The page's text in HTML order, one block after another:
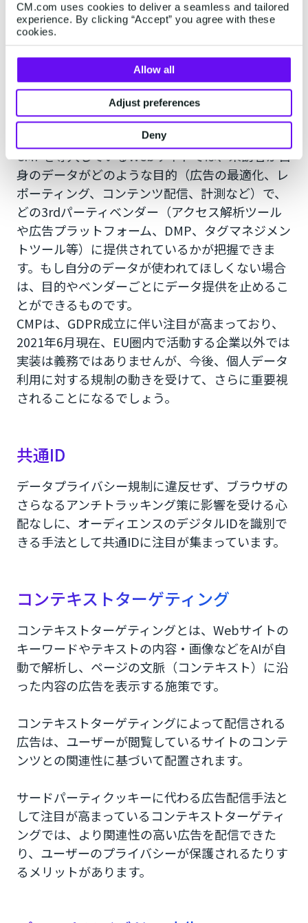
CM.com uses cookies to deliver a seamless and tailored
experience. By clicking “Accept” you agree with these
cookies.
Allow all
Adjust preferences
Deny
CMP（同意管理プラットフォーム）
CMP(コンセント・マネジメント・プラットフォ
ーム)とは、「同意管理プラットフォーム」とも
呼ばれ、Webサイトやアプリ上でユーザーのデー
タ取得や利用に関する情報を提供し、同意を得る
ためのツールです。
CMPを導入しているWebサイトでは、来訪者が自
身のデータがどのような目的（広告の最適化、レ
ポーティング、コンテンツ配信、計測など）で、
どの3rdパーティベンダー（アクセス解析ツール
や広告プラットフォーム、DMP、タグマネジメン
トツール等）に提供されているかが把握できま
す。もし自分のデータが使われてほしくない場合
は、目的やベンダーごとにデータ提供を止めるこ
とができるものです。
CMPは、GDPR成立に伴い注目が高まっており、
2021年6月現在、EU圏内で活動する企業以外では
実装は義務ではありませんが、今後、個人データ
利用に対する規制の動きを受けて、さらに重要視
されることになるでしょう。
共通ID
データプライバシー規制に違反せず、ブラウザの
さらなるアンチトラッキング策に影響を受ける心
配なしに、オーディエンスのデジタルIDを識別で
きる手法として共通IDに注目が集まっています。
コンテキストターゲティング
コンテキストターゲティングとは、Webサイトの
キーワードやテキストの内容・画像などをAIが自
動で解析し、ページの文脈（コンテキスト）に沿
った内容の広告を表示する施策です。
コンテキストターゲティングによって配信される
広告は、ユーザーが閲覧しているサイトのコンテ
ンツとの関連性に基づいて配置されます。
サードパーティクッキーに代わる広告配信手法と
して注目が高まっているコンテキストターゲティ
ングでは、より関連性の高い広告を配信できた
り、ユーザーのプライバシーが保護されるたりす
るメリットがあります。